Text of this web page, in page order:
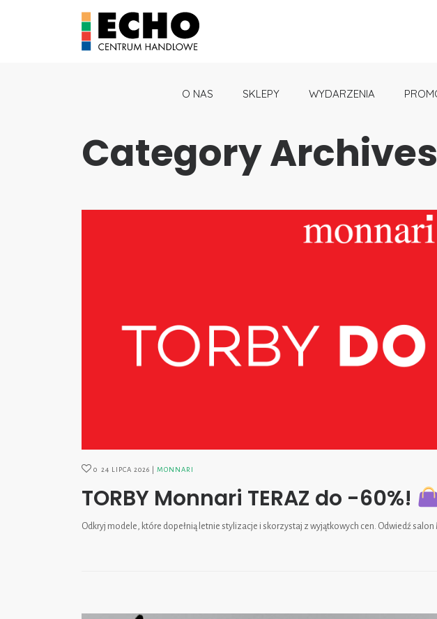
O NAS SKLEPY WYDARZENIA
Category
0 24 LIPCA 2026 MONNARI
TORBY Monnari TERAZ do -60%!
Odkryj modele, które dopełnią letnie stylizacje i skorzystaj z wyjątkowych cen. Odwiedź